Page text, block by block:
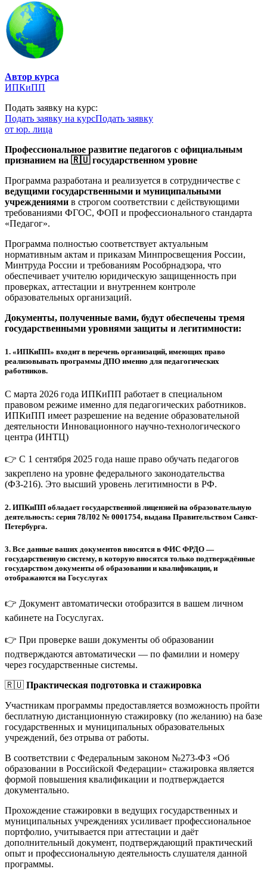
Автор курса
ИПКиПП
Подать заявку на курс:
Подать заявку на курсПодать заявку
от юр. лица
Профессиональное развитие педагогов с официальным
признанием на 🇷🇺 государственном уровне
Программа разработана и реализуется в сотрудничестве с
ведущими государственными и муниципальными
учреждениями в строгом соответствии с действующими
требованиями ФГОС, ФОП и профессионального стандарта
«Педагог».
Программа полностью соответствует актуальным
нормативным актам и приказам Минпросвещения России,
Минтруда России и требованиям Рособрнадзора, что
обеспечивает учителю юридическую защищенность при
проверках, аттестации и внутреннем контроле
образовательных организаций.
Документы, полученные вами, будут обеспечены тремя
государственными уровнями защиты и легитимности:
1. «ИПКиПП» входит в перечень организаций, имеющих право
реализовывать программы ДПО именно для педагогических
работников.
С марта 2026 года ИПКиПП работает в специальном
правовом режиме именно для педагогических работников.
ИПКиПП имеет разрешение на ведение образовательной
деятельности Инновационного научно-технологического
центра (ИНТЦ)
👉 С 1 сентября 2025 года наше право обучать педагогов
закреплено на уровне федерального законодательства
(ФЗ-216). Это высший уровень легитимности в РФ.
2. ИПКиПП обладает государственной лицензией на образовательную
деятельность: серия 78Л02 № 0001754, выдана Правительством Санкт-
Петербурга.
3. Все данные ваших документов вносятся в ФИС ФРДО —
государственную систему, в которую вносятся только подтверждённые
государством документы об образовании и квалификации, и
отображаются на Госуслугах
👉 Документ автоматически отобразится в вашем личном
кабинете на Госуслугах.
👉 При проверке ваши документы об образовании
подтверждаются автоматически — по фамилии и номеру
через государственные системы.
🇷🇺 Практическая подготовка и стажировка
Участникам программы предоставляется возможность пройти
бесплатную дистанционную стажировку (по желанию) на базе
государственных и муниципальных образовательных
учреждений, без отрыва от работы.
В соответствии с Федеральным законом №273-ФЗ «Об
образовании в Российской Федерации» стажировка является
формой повышения квалификации и подтверждается
документально.
Прохождение стажировки в ведущих государственных и
муниципальных учреждениях усиливает профессиональное
портфолио, учитывается при аттестации и даёт
дополнительный документ, подтверждающий практический
опыт и профессиональную деятельность слушателя данной
программы.